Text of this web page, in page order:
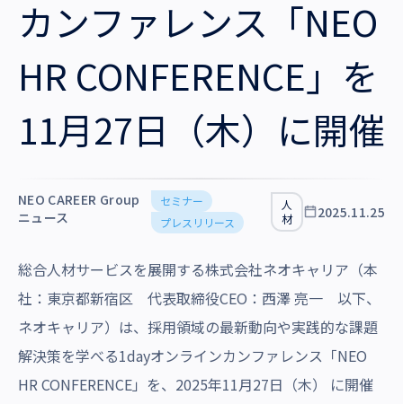
拠点一覧
沿革・受賞歴
採用情報
カンファレンス「NEO
HR CONFERENCE」を
11月27日（木）に開催
NEO CAREER Group
ニュース
セミナー
プレスリリース
人
材
2025.11.25
総合人材サービスを展開する株式会社ネオキャリア（本
社：東京都新宿区 代表取締役CEO：西澤 亮一 以下、
ネオキャリア）は、採用領域の最新動向や実践的な課題
解決策を学べる1dayオンラインカンファレンス「NEO
HR CONFERENCE」を、2025年11月27日（木） に開催